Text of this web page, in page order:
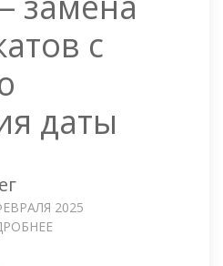
с
даты
2025